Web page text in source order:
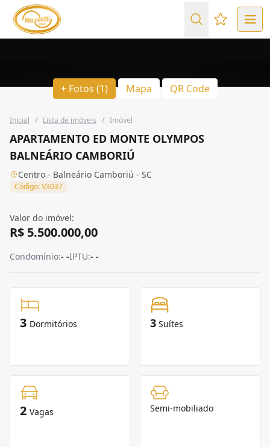
Favoritos
+ Fotos (1) Mapa QR Code
Inicial / Lista de imóveis / Imóvel
APARTAMENTO ED MONTE OLYMPOS
BALNEÁRIO CAMBORIÚ
Centro - Balneário Camboriú - SC
Código: V3037
Valor do imóvel:
R$ 5.500.000,00
Condomínio:- -IPTU:- -
3 Dormitórios 3 Suítes
2 Vagas Semi-mobiliado